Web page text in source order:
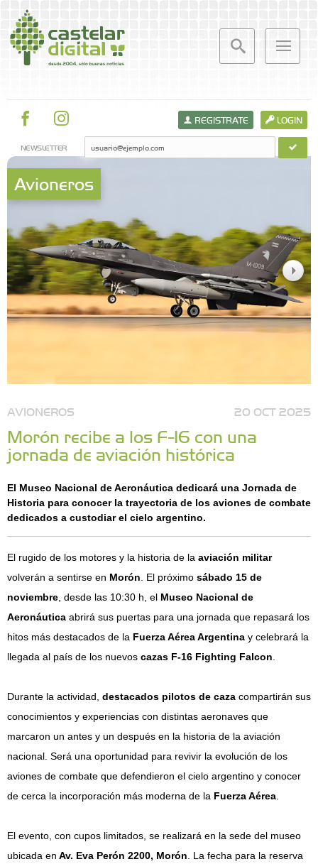
LOGIN
REGISTRATE
NEWSLETTER
Avioneros
AVIONEROS 20 OCT 2025
Morón recibe a los F-16 con una
jornada de aviación histórica
El Museo Nacional de Aeronáutica dedicará una Jornada de
Historia para conocer la trayectoria de los aviones de combate
dedicados a custodiar el cielo argentino.
El rugido de los motores y la historia de la aviación militar
volverán a sentirse en Morón . El próximo sábado 15 de
noviembre , desde las 10:30 h, el Museo Nacional de
Aeronáutica abrirá sus puertas para una jornada que repasará los
hitos más destacados de la Fuerza Aérea Argentina y celebrará la
llegada al país de los nuevos cazas F-16 Fighting Falcon
Durante la actividad, destacados pilotos de caza compartirán sus
conocimientos y experiencias con distintas aeronaves que
marcaron un antes y un después en la historia de la aviación
nacional. Será una oportunidad para revivir la evolución de los
aviones de combate que defendieron el cielo argentino y conocer
de cerca la incorporación más moderna de la Fuerza Aérea
El evento, con cupos limitados, se realizará en la sede del museo
ubicada en Av. Eva Perón 2200, Morón . La fecha para la reserva